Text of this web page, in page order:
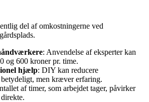
del af omkostningerne ved
: Anvendelse af eksperter kan
og 600 kroner pr. time.
hjælp: DIY kan reducere
men kræver erfaring.
af timer, som arbejdet tager, påvirker